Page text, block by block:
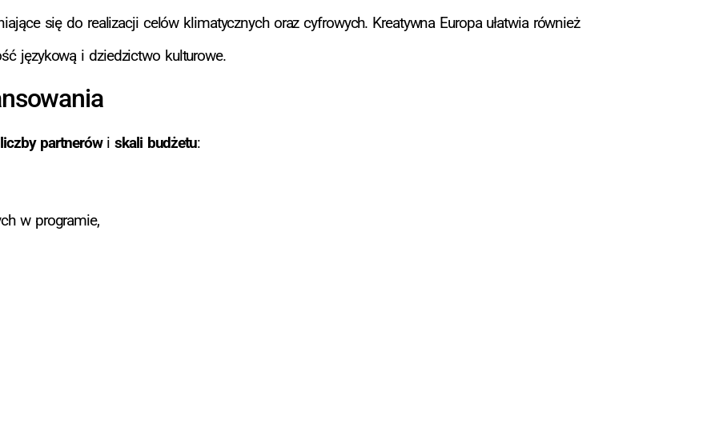
się do realizacji celów klimatycznych oraz cyfrowych. Kreatywna Europa ułatwia również
językową i dziedzictwo kulturowe.
liczby partnerówiskali budżetu:
w programie,